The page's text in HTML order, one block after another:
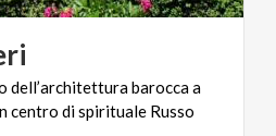
dell’architettura barocca a
centro di spirituale Russo